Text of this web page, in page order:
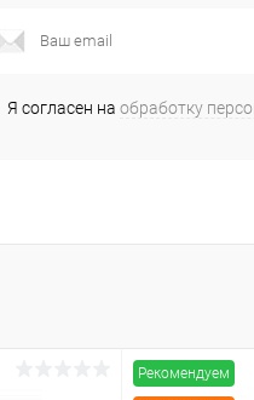
Купить в 1
В избранное В наличии
Я согласен на обработку
Рекомендуем